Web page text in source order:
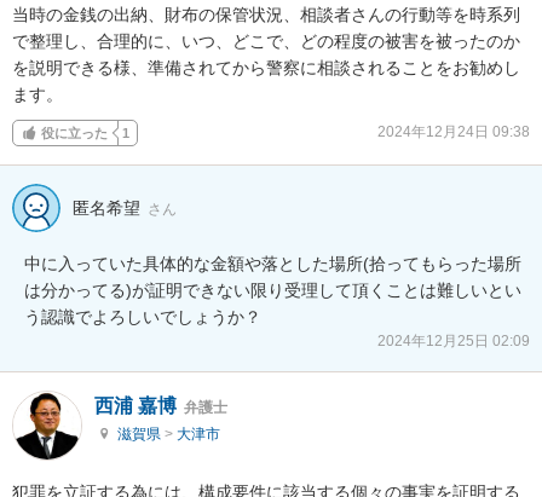
当時の金銭の出納、財布の保管状況、相談者さんの行動等を時系列
で整理し、合理的に、いつ、どこで、どの程度の被害を被ったのか
を説明できる様、準備されてから警察に相談されることをお勧めし
ます。
役に立った 1 2024年12月24日 09:38
匿名希望 さん
中に入っていた具体的な金額や落とした場所(拾ってもらった場所
は分かってる)が証明できない限り受理して頂くことは難しいとい
う認識でよろしいでしょうか？
2024年12月25日 02:09
西浦 嘉博 弁護士
滋賀県 > 大津市
犯罪を立証する為には、構成要件に該当する個々の事実を証明する